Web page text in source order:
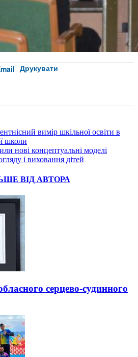
Друкувати
вимір шкільної освіти в
школи
нові концептуальні моделі
і виховання дітей
ВІД АВТОРА
серцево-судинного